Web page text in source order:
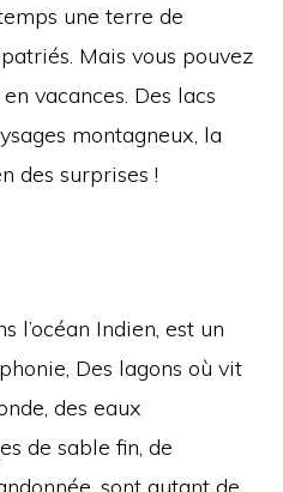
une terre de
Mais vous pouvez
vacances. Des lacs
montagneux, la
des surprises !
l’océan Indien, est un
Des lagons où vit
des eaux
de sable fin, de